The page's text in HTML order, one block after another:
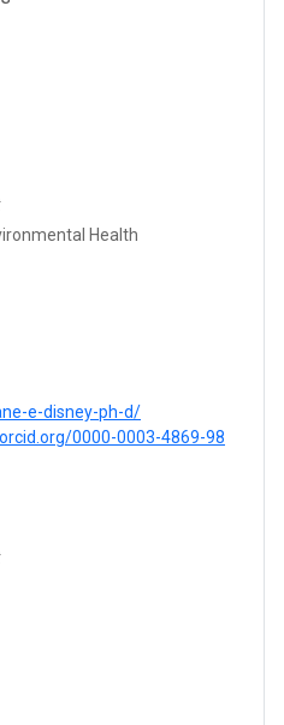
Health
e-disney-ph-d/
0000-0003-4869-98